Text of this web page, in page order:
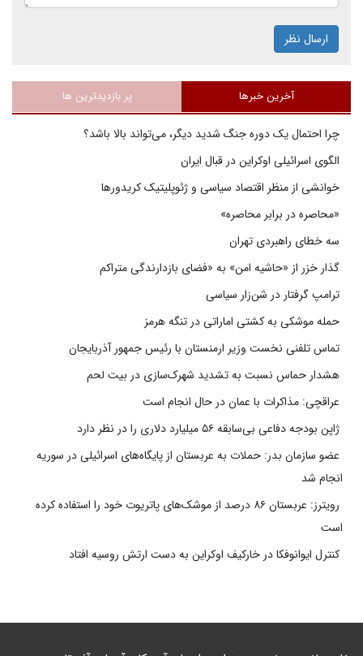
ارسال نظر
آخرین خبرها پر بازدیدترین ها
چرا احتمال یک دوره جنگ شدید دیگر، می‌تواند بالا باشد؟
الگوی اسرائیلی اوکراین در قبال ایران
خوانشی از منظر اقتصاد سیاسی و ژئوپلیتیک کریدورها
«محاصره در برابر محاصره»
سه خطای راهبردی تهران
گذار خزر از «حاشیه امن» به «فضای بازدارندگی متراکم
ترامپ گرفتار در شن‌زار سیاسی
حمله موشکی به کشتی اماراتی در تنگه هرمز
تماس تلفنی نخست وزیر ارمنستان با رئیس جمهور آذربایجان
هشدار حماس نسبت به تشدید شهرک‌سازی در بیت‌ لحم
عراقچی: مذاکرات با عمان در حال انجام است
ژاپن بودجه دفاعی بی‌سابقه ۵۶ میلیارد دلاری را در نظر دارد
عضو سازمان بدر: حملات به عربستان از پایگاه‌های اسرائیلی در سوریه
انجام شد
رویترز: عربستان ۸۶ درصد از موشک‌های پاتریوت خود را استفاده کرده
است
کنترل ایوانوفکا در خارکیف اوکراین به دست ارتش روسیه افتاد